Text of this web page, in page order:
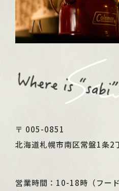
〒 005-0851
北海道札幌市南区常盤1条2
営業時間：10-18時（フー